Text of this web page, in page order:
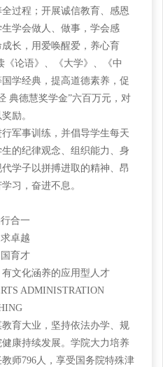
过程；开展诚信教育、感恩
学会做人、做事，学会感
长，用爱唤醒爱，养心育
论语》、《大学》、《中
学经典，提高道德素养，促
典德慧奖学金”六百万元，对
励。
军事训练，并倡导学生每天
的纪律观念、组织能力、身
学子以拼搏进取的精神、昂
习，奋进不息。
合一
卓越
育才
文化涵养的应用型人才
ADMINISTRATION
育大业，坚持依法办学、规
康持续发展。学院大力培养
师796人，享受国务院特殊津